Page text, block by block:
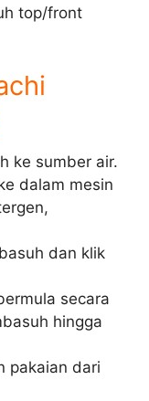
top/front
ke sumber air.
dalam mesin
dan klik
secara
hingga
pakaian dari